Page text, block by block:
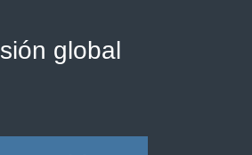
global